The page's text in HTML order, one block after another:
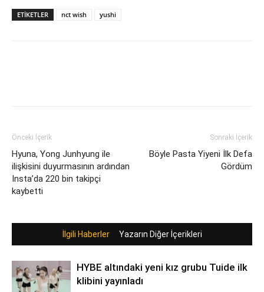
ETIKETLER nct wish yushi
Önceki İçerik
Hyuna, Yong Junhyung ile
ilişkisini duyurmasının ardından
Insta’da 220 bin takipçi
kaybetti
Sonraki İçerik
Böyle Pasta Yiyeni İlk Defa
Gördüm
İlgili Haberler Yazarın Diğer İçerikleri
HYBE altındaki yeni kız grubu Tuide ilk
klibini yayınladı